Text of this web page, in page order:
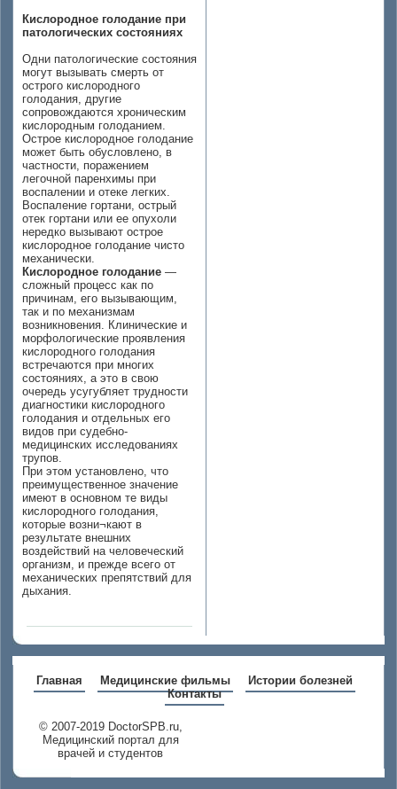
Кислородное голодание при
патологических состояниях
Одни патологические состояния
могут вызывать смерть от
острого кислородного
голодания, другие
сопровождаются хроническим
кислородным голоданием.
Острое кислородное голодание
может быть обусловлено, в
частности, поражением
легочной паренхимы при
воспалении и отеке легких.
Воспаление гортани, острый
отек гортани или ее опухоли
нередко вызывают острое
кислородное голодание чисто
механически.
Кислородное голодание —
сложный процесс как по
причинам, его вызывающим,
так и по механизмам
возникновения. Клинические и
морфологические проявления
кислородного голодания
встречаются при многих
состояниях, а это в свою
очередь усугубляет трудности
диагностики кислородного
голодания и отдельных его
видов при судебно-
медицинских исследованиях
трупов.
При этом установлено, что
преимущественное значение
имеют в основном те виды
кислородного голодания,
которые возни¬кают в
результате внешних
воздействий на человеческий
организм, и прежде всего от
механических препятствий для
дыхания.
Главная Медицинские фильмы
Истории болезней
Контакты
© 2007-2019 DoctorSPB.ru,
Медицинский портал для
врачей и студентов